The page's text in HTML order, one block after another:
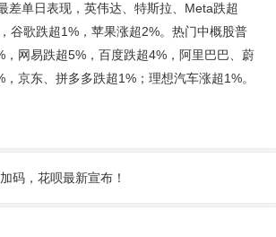
差单日表现，英伟达、特斯拉、Meta跌超
谷歌跌超1%，苹果涨超2%。热门中概股普
，网易跌超5%，百度跌超4%，阿里巴巴、蔚
京东、拼多多跌超1%；理想汽车涨超1%。
码，花呗最新宣布！